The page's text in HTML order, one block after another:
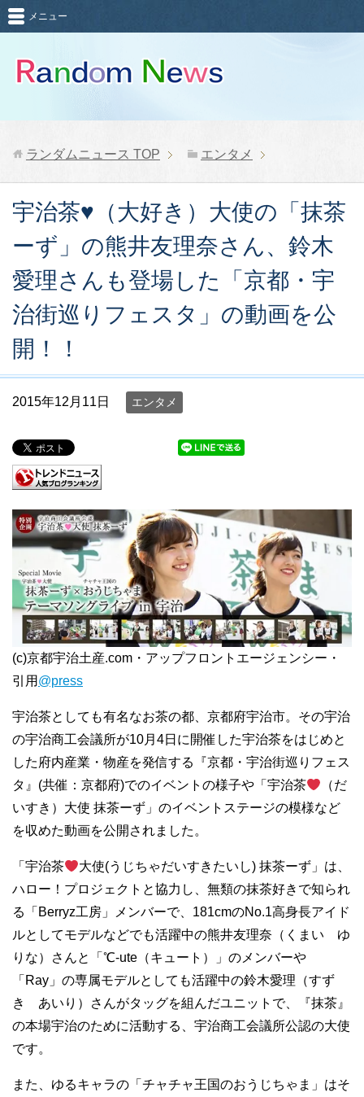
メニュー
ランダムニュース TOP エンタメ
宇治茶♥（大好き）大使の「抹茶
ーず」の熊井友理奈さん、鈴木
愛理さんも登場した「京都・宇
治街巡りフェスタ」の動画を公
開！！
2015年12月11日 エンタメ
(c)京都宇治土産.com・アップフロントエージェンシー・
引用 @press
宇治茶としても有名なお茶の都、京都府宇治市。その宇治
の宇治商工会議所が10月4日に開催した宇治茶をはじめと
した府内産業・物産を発信する『京都・宇治街巡りフェス
タ』(共催：京都府)でのイベントの様子や「宇治茶
（だ
いすき）大使 抹茶ーず」のイベントステージの模様など
を収めた動画を公開されました。
「宇治茶
大使(うじちゃだいすきたいし) 抹茶ーず」は、
ハロー！プロジェクトと協力し、無類の抹茶好きで知られ
る「Berryz工房」メンバーで、181cmのNo.1高身長アイド
ルとしてモデルなどでも活躍中の熊井友理奈（くまい ゆ
りな）さんと「℃-ute（キュート）」のメンバーや
「Ray」の専属モデルとしても活躍中の鈴木愛理（すず
き あいり）さんがタッグを組んだユニットで、『抹茶』
の本場宇治のために活動する、宇治商工会議所公認の大使
です。
また、ゆるキャラの「チャチャ王国のおうじちゃま」はそ